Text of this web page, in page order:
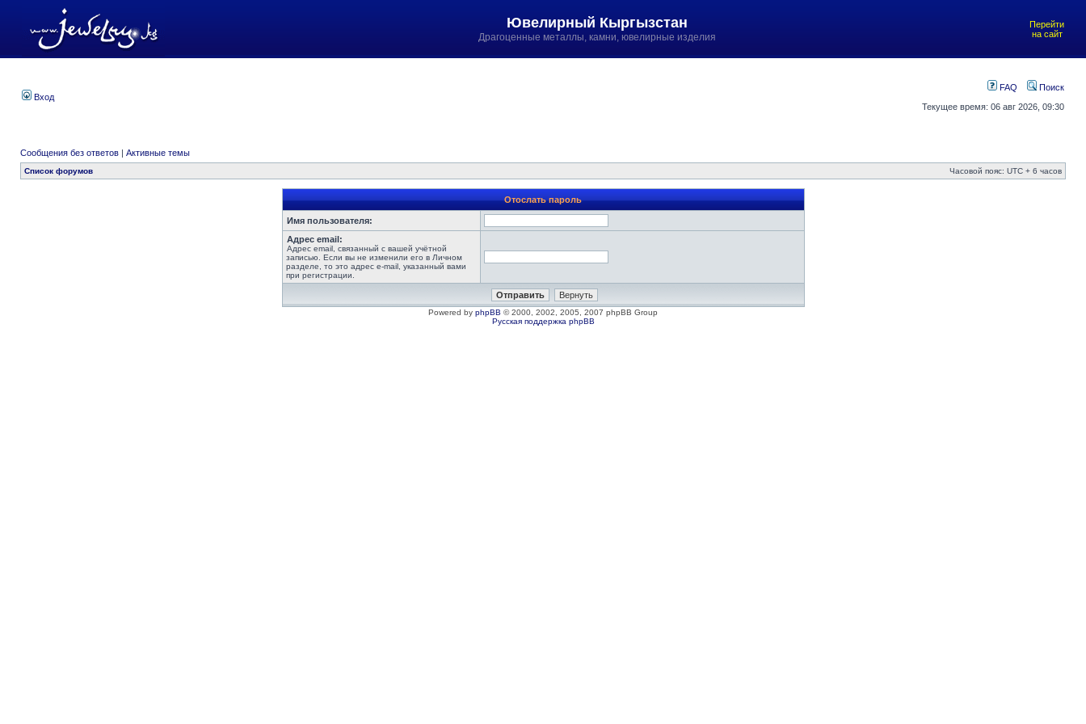
Ювелирный Кыргызстан
Драгоценные металлы, камни, ювелирные изделия
Перейти
на сайт
Вход
FAQ
Поиск
Текущее время: 06 авг 2026, 09:30
Сообщения без ответов | Активные темы
Список форумов Часовой пояс: UTC + 6 часов
Отослать пароль
Имя пользователя:
Адрес email:
Адрес email, связанный с вашей учётной
записью. Если вы не изменили его в Личном
разделе, то это адрес e-mail, указанный вами
при регистрации.
Powered by phpBB © 2000, 2002, 2005, 2007 phpBB Group
Русская поддержка phpBB